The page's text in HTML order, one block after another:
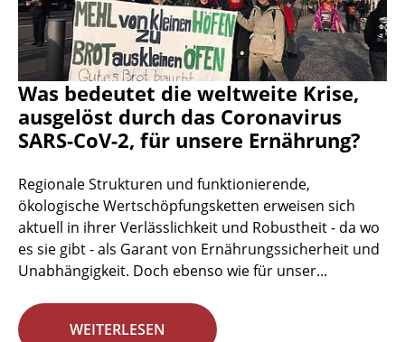
Was bedeutet die weltweite Krise,
ausgelöst durch das Coronavirus
SARS-CoV-2, für unsere Ernährung?
Regionale Strukturen und funktionierende,
ökologische Wertschöpfungsketten erweisen sich
aktuell in ihrer Verlässlichkeit und Robustheit - da wo
es sie gibt - als Garant von Ernährungssicherheit und
Unabhängigkeit. Doch ebenso wie für unser...
WEITERLESEN